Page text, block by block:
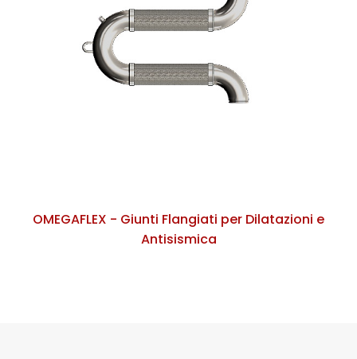
OMEGAFLEX - Giunti Flangiati per Dilatazioni e
Antisismica